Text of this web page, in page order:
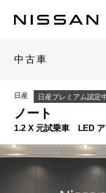
中古車
日産 日産プレミアム認定
ノート
1.2 X 元試乗車 LED ア